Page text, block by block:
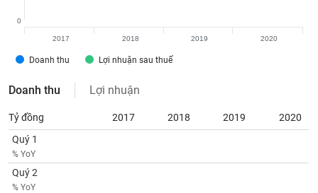
Doanh thu Lợi nhuận sau thuế
0
2017 2018 2019 2020
Doanh thu Lợi nhuận
Tỷ đồng 2017 2018 2019
2020
Quý 1
% YoY
Quý 2
% YoY